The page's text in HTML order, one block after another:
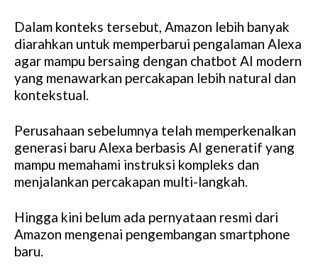
Dalam konteks tersebut, Amazon lebih banyak
diarahkan untuk memperbarui pengalaman Alexa
agar mampu bersaing dengan chatbot AI modern
yang menawarkan percakapan lebih natural dan
kontekstual.
Perusahaan sebelumnya telah memperkenalkan
generasi baru Alexa berbasis AI generatif yang
mampu memahami instruksi kompleks dan
menjalankan percakapan multi-langkah.
Hingga kini belum ada pernyataan resmi dari
Amazon mengenai pengembangan smartphone
baru.